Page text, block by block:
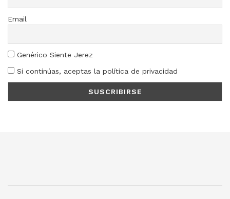
Email
Genérico Siente Jerez
Si continúas, aceptas la política de privacidad